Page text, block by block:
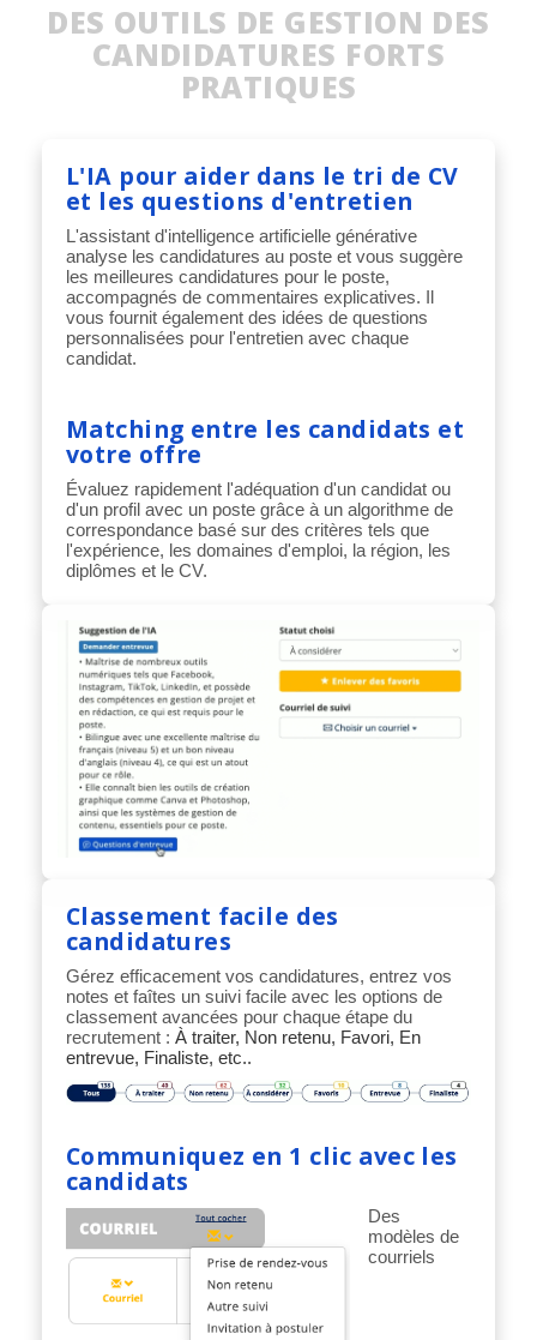
DES OUTILS DE GESTION DES
CANDIDATURES FORTS
PRATIQUES
L'IA pour aider dans le tri de CV
et les questions d'entretien
L'assistant d'intelligence artificielle générative
analyse les candidatures au poste et vous suggère
les meilleures candidatures pour le poste,
accompagnés de commentaires explicatives. Il
vous fournit également des idées de questions
personnalisées pour l'entretien avec chaque
candidat.
Matching entre les candidats et
votre offre
Évaluez rapidement l'adéquation d'un candidat ou
d'un profil avec un poste grâce à un algorithme de
correspondance basé sur des critères tels que
l'expérience, les domaines d'emploi, la région, les
diplômes et le CV.
Classement facile des
candidatures
Gérez efficacement vos candidatures, entrez vos
notes et faîtes un suivi facile avec les options de
classement avancées pour chaque étape du
recrutement : À traiter, Non retenu, Favori, En
entrevue, Finaliste, etc..
Communiquez en 1 clic avec les
candidats
Des
modèles de
courriels